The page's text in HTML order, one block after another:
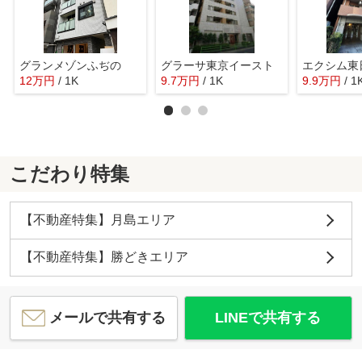
グランメゾンふぢの
12万円 / 1K
グラーサ東京イースト
9.7万円 / 1K
エクシム東
9.9万円 /
こだわり特集
【不動産特集】月島エリア
【不動産特集】勝どきエリア
メールで共有する LINEで共有する